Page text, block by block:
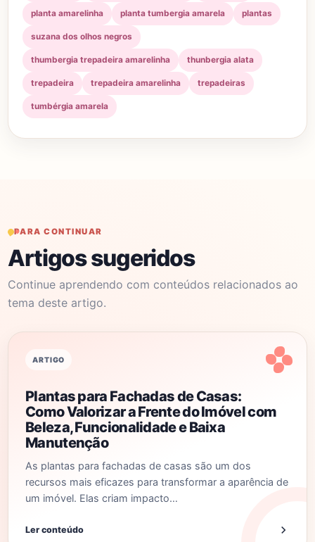
planta amarelinha planta tumbergia amarela plantas
suzana dos olhos negros
thumbergia trepadeira amarelinha thunbergia alata
trepadeira trepadeira amarelinha trepadeiras
tumbérgia amarela
PARA CONTINUAR
Artigos sugeridos
Continue aprendendo com conteúdos relacionados ao
tema deste artigo.
ARTIGO
Plantas para Fachadas de Casas:
Como Valorizar a Frente do Imóvel com
Beleza, Funcionalidade e Baixa
Manutenção
As plantas para fachadas de casas são um dos
recursos mais eficazes para transformar a aparência de
um imóvel. Elas criam impacto…
Ler conteúdo